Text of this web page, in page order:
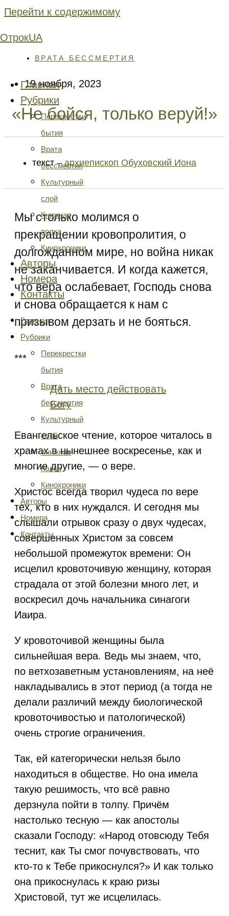
Перейти к содержимому
ОтрокUA
Главная
Рубрики
Перекрестки
бытия
Врата
бессмертия
Культурный
слой
Книжная
полка
Кинохроники
Авторы
Номера
Контакты
Главная
Рубрики
Перекрестки
бытия
Врата
бессмертия
Культурный
слой
Книжная
полка
Кинохроники
Авторы
Номера
Контакты
ВРАТА БЕССМЕРТИЯ
19 ноября, 2023
«Не бойся, только веруй!»
текст – архиепископ Обуховский Иона
Мы столько молимся о
прекращении кровопролития, о
долгожданном мире, но война никак
не заканчивается. И когда кажется,
что вера ослабевает, Господь снова
и снова обращается к нам с
призывом дерзать и не бояться.
***
Дать место действовать
Богу
Евангельское чтение, которое читалось в
храмах в нынешнее воскресенье, как и
многие другие, — о вере.
Христос всегда творил чудеса по вере
тех, кто в них нуждался. И сегодня мы
слышали отрывок сразу о двух чудесах,
совершенных Христом за совсем
небольшой промежуток времени: Он
исцелил кровоточивую женщину, которая
страдала от этой болезни много лет, и
воскресил дочь начальника синагоги
Иаира.
У кровоточивой женщины была
сильнейшая вера. Ведь мы знаем, что,
по ветхозаветным установлениям, на неё
накладывались в этот период (а тогда не
делали различий между биологической
кровоточивостью и патологической)
очень строгие ограничения.
Так, ей категорически нельзя было
находиться в обществе. Но она имела
такую решимость, что всё равно
дерзнула пойти в толпу. Причём
настолько тесную — как апостолы
сказали Господу: «Народ отовсюду Тебя
теснит, как Ты смог почувствовать, что
кто-то к Тебе прикоснулся?» И как только
она прикоснулась к краю ризы
Христовой, тут же исцелилась.